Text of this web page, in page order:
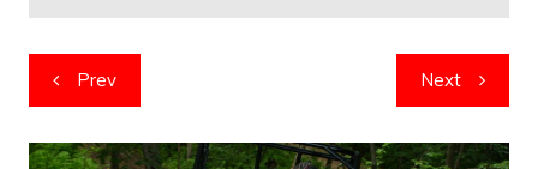
Navegação
de
artigos
Prev Next